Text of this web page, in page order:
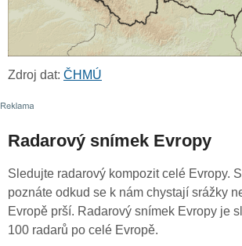
Zdroj dat: ČHMÚ
Radarový snímek Evropy
Sledujte radarový kompozit celé Evropy.
poznáte odkud se k nám chystají srážky
Evropě prší. Radarový snímek Evropy je
100 radarů po celé Evropě.